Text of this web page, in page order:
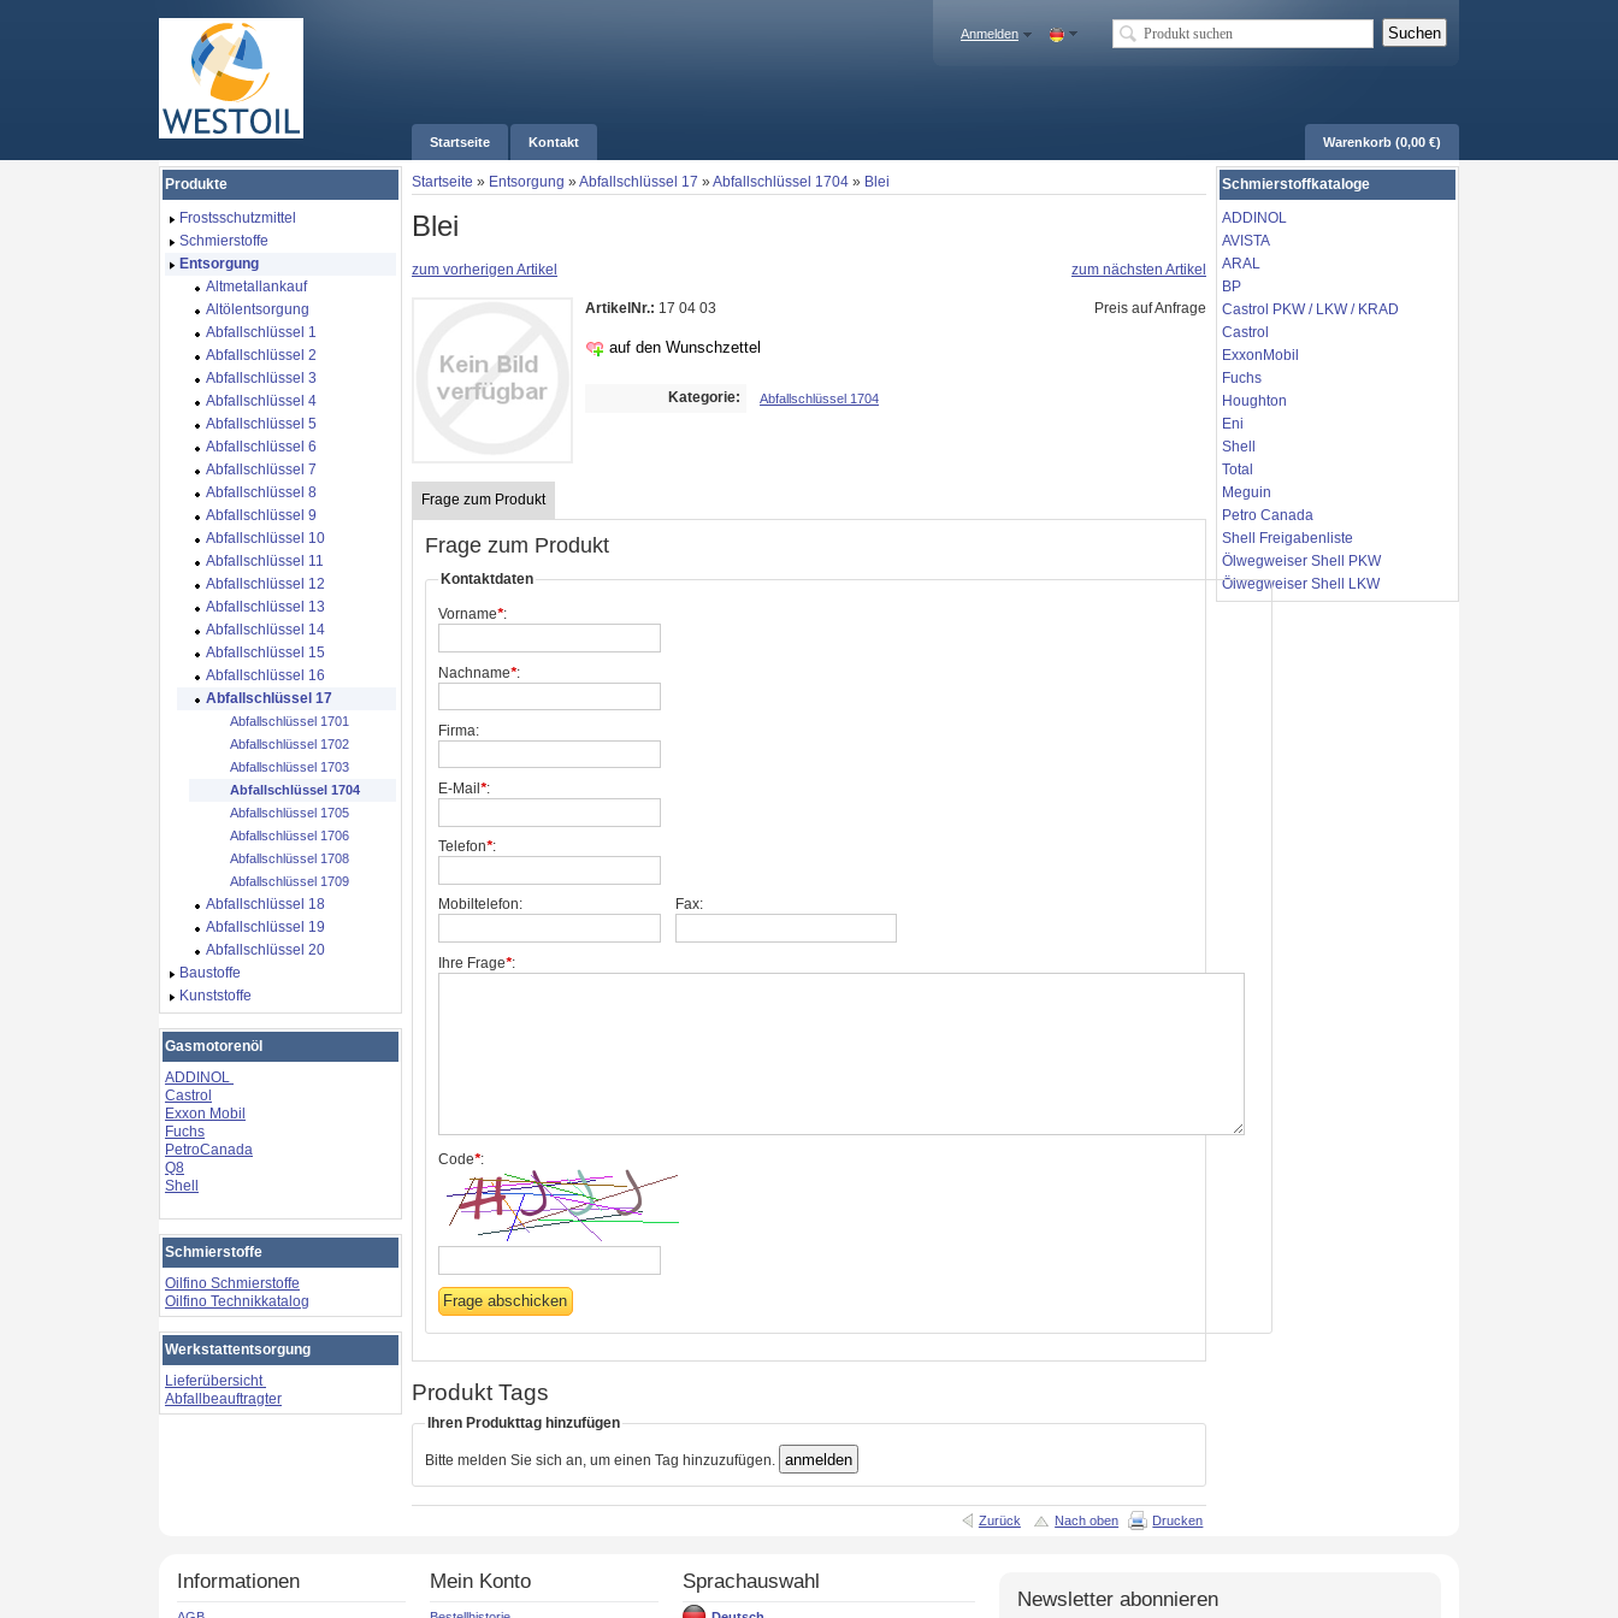
Startseite Kontakt Warenkorb (0,00 €)
Anmelden
Startseite » Entsorgung »Abfallschlüssel 17 »Abfallschlüssel 1704 » Blei
Blei
zum vorherigen Artikel zum nächsten Artikel
ArtikelNr.: 17 04 03
auf den Wunschzettel
Preis auf Anfrage
Kategorie: Abfallschlüssel 1704
Frage zum Produkt
Frage zum Produkt
Kontaktdaten
Vorname*:
Nachname*:
Firma:
E-Mail *:
Telefon*:
Mobiltelefon: Fax:
Ihre Frage*:
Code*:
Produkt Tags
Ihren Produkttag hinzufügen
Bitte melden Sie sich an, um einen Tag hinzuzufügen.
Zurück Nach oben Drucken
Produkte
Frostsschutzmittel
Schmierstoffe
Entsorgung
Altmetallankauf
Altölentsorgung
Abfallschlüssel 1
Abfallschlüssel 2
Abfallschlüssel 3
Abfallschlüssel 4
Abfallschlüssel 5
Abfallschlüssel 6
Abfallschlüssel 7
Abfallschlüssel 8
Abfallschlüssel 9
Abfallschlüssel 10
Abfallschlüssel 11
Abfallschlüssel 12
Abfallschlüssel 13
Abfallschlüssel 14
Abfallschlüssel 15
Abfallschlüssel 16
Abfallschlüssel 17
Abfallschlüssel 1701
Abfallschlüssel 1702
Abfallschlüssel 1703
Abfallschlüssel 1704
Abfallschlüssel 1705
Abfallschlüssel 1706
Abfallschlüssel 1708
Abfallschlüssel 1709
Abfallschlüssel 18
Abfallschlüssel 19
Abfallschlüssel 20
Baustoffe
Kunststoffe
Gasmotorenöl
ADDINOL
Castrol
Exxon Mobil
Fuchs
PetroCanada
Q8
Shell
Schmierstoffe
Oilfino Schmierstoffe
Oilfino Technikkatalog
Werkstattentsorgung
Lieferübersicht
Abfallbeauftragter
Schmierstoffkataloge
ADDINOL
AVISTA
ARAL
BP
Castrol PKW / LKW / KRAD
Castrol
ExxonMobil
Fuchs
Houghton
Eni
Shell
Total
Meguin
Petro Canada
Shell Freigabenliste
Ölwegweiser Shell PKW
Ölwegweiser Shell LKW
Informationen Mein Konto Sprachauswahl
Newsletter abonnieren